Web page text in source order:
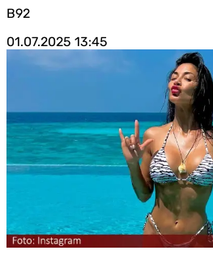
B92
01.07.2025 13:45